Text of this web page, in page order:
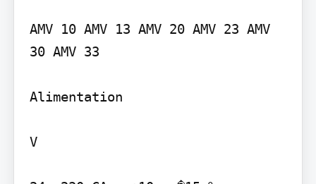
AMV 10 AMV 13 AMV 20 AMV 23 AMV
30 AMV 33
Alimentation
V